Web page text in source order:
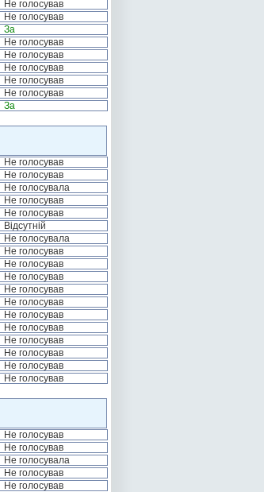
Не голосував
Не голосував
За
Не голосував
Не голосував
Не голосував
Не голосував
Не голосував
За
Не голосував
Не голосував
Не голосувала
Не голосував
Не голосував
Відсутній
Не голосувала
Не голосував
Не голосував
Не голосував
Не голосував
Не голосував
Не голосував
Не голосував
Не голосував
Не голосував
Не голосував
Не голосував
Не голосував
Не голосував
Не голосувала
Не голосував
Не голосував